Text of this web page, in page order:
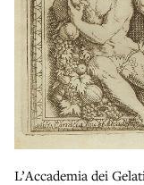
L’Accademia dei